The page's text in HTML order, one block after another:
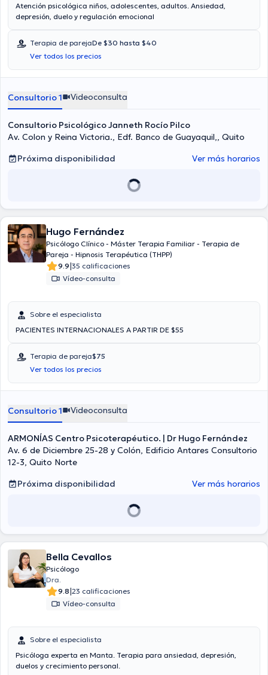
Atención psicológica niños, adolescentes, adultos. Ansiedad,
depresión, duelo y regulación emocional
Terapia de parejaDe $30 hasta $40
Ver todos los precios
Consultorio 1 Videoconsulta
Consultorio Psicológico Janneth Rocío Pilco
Av. Colon y Reina Victoria., Edf. Banco de Guayaquil,, Quito
Próxima disponibilidad
Ver más horarios
Hugo Fernández
Psicólogo Clínico - Máster Terapia Familiar - Terapia de
Pareja - Hipnosis Terapéutica (THPP)
9.9|35 calificaciones
Vídeo-consulta
Sobre el especialista
PACIENTES INTERNACIONALES A PARTIR DE $55
Terapia de pareja$75
Ver todos los precios
Consultorio 1 Videoconsulta
ARMONÍAS Centro Psicoterapéutico. | Dr Hugo Fernández
Av. 6 de Diciembre 25-28 y Colón, Edificio Antares Consultorio
12-3, Quito Norte
Próxima disponibilidad
Ver más horarios
Bella Cevallos
Psicólogo
Dra.
9.8|23 calificaciones
Vídeo-consulta
Sobre el especialista
Psicóloga experta en Manta. Terapia para ansiedad, depresión,
duelos y crecimiento personal.